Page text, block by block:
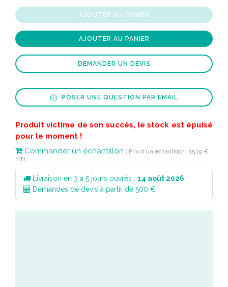
AJOUTER AU PANIER
AJOUTER AU PANIER
DEMANDER UN DEVIS
POSER UNE QUESTION PAR EMAIL
Produit victime de son succès, le stock est épuisé
pour le moment !
Commander un échantillon ( Prix d'un échantillon : 15,19 €
HT)
Livraison en 3 à 5 jours ouvrés : 14 août 2026
Demandes de devis à partir de 500 €